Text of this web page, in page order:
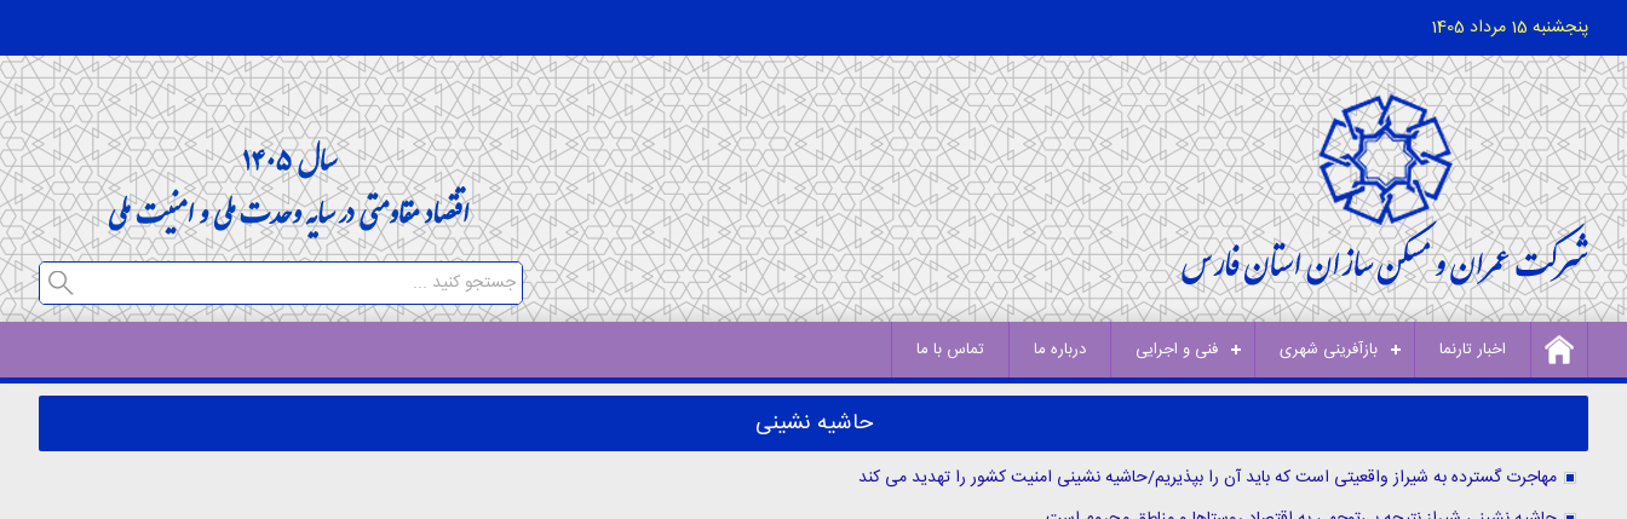
پنجشنبه 15 مرداد 1405
اخبار تارنما بازآفرینی شهری فنی و اجرایی درباره ما تماس با ما
حاشیه نشینی
مهاجرت گسترده به شیراز واقعیتی است که باید آن را بپذیریم/حاشیه نشینی امنیت کشور را تهدید می کند